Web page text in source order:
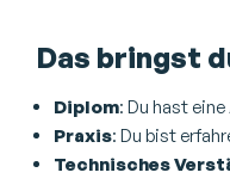
Das bringst
Diplom: Du hast
Praxis: Du bist
Technisches